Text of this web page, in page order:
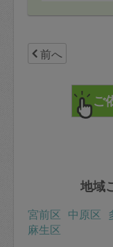
前へ
地域
宮前区 中原区
麻生区